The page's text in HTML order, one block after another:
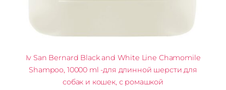
Iv San Bernard Black and White Line Chamomile
Shampoo, 10000 ml -для длинной шерсти для
собак и кошек, с ромашкой